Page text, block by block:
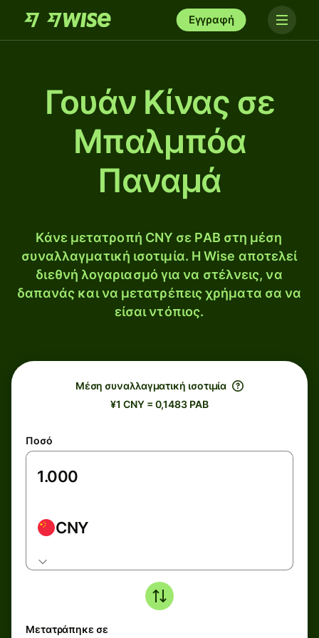
Εγγραφή
Γουάν Κίνας σε
Μπαλμπόα
Παναμά
Κάνε μετατροπή CNY σε PAB στη μέση
συναλλαγματική ισοτιμία. Η Wise αποτελεί
διεθνή λογαριασμό για να στέλνεις, να
δαπανάς και να μετατρέπεις χρήματα σα να
είσαι ντόπιος.
Μέση συναλλαγματική ισοτιμία
¥1 CNY = 0,1483 PAB
Ποσό
CNY
Μετατράπηκε σε